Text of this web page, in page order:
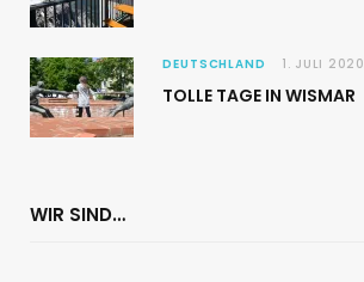
DEUTSCHLAND 1. JULI 2020
TOLLE TAGE IN WISMAR
WIR SIND…